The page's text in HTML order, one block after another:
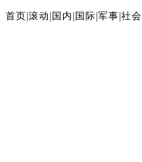
首页 滚动 国内 国际 军事 社会